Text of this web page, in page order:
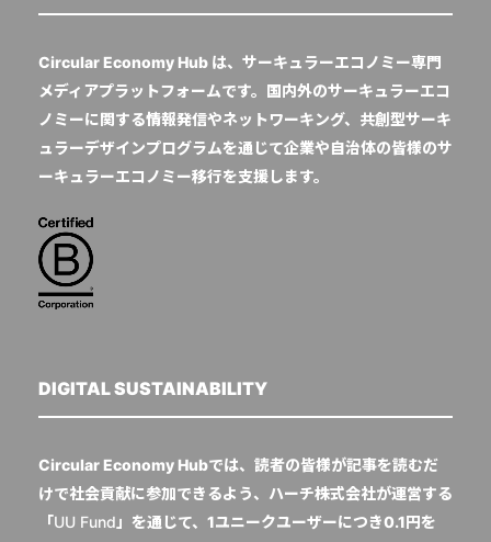
Circular Economy Hub は、サーキュラーエコノミー専門
メディアプラットフォームです。国内外のサーキュラーエコ
ノミーに関する情報発信やネットワーキング、共創型サーキ
ュラーデザインプログラムを通じて企業や自治体の皆様のサ
ーキュラーエコノミー移行を支援します。
DIGITAL SUSTAINABILITY
Circular Economy Hubでは、読者の皆様が記事を読むだ
けで社会貢献に参加できるよう、ハーチ株式会社が運営する
「UU Fund 」を通じて、1ユニークユーザーにつき0.1円を